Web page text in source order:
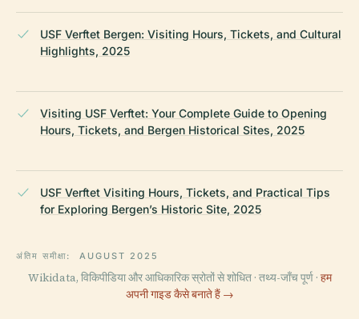
USF Verftet Bergen: Visiting Hours, Tickets, and Cultural
Highlights, 2025
Visiting USF Verftet: Your Complete Guide to Opening
Hours, Tickets, and Bergen Historical Sites, 2025
USF Verftet Visiting Hours, Tickets, and Practical Tips
for Exploring Bergen’s Historic Site, 2025
अंतिम समीक्षा: AUGUST 2025
Wikidata, विकिपीडिया और आधिकारिक स्रोतों से शोधित · तथ्य-जाँच पूर्ण · हम
अपनी गाइड कैसे बनाते हैं →